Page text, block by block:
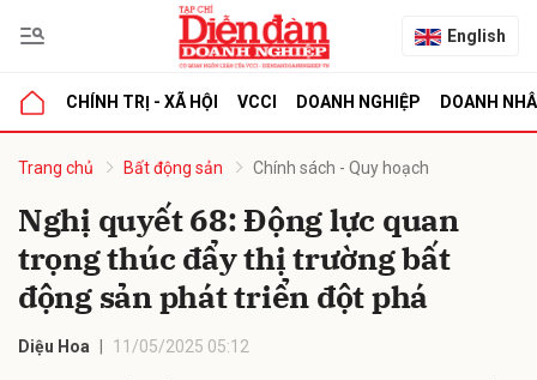
English
CHÍNH TRỊ - XÃ HỘI VCCI DOANH NGHIỆP DOANH
Trang chủ Bất động sản Chính sách - Quy hoạch
Nghị quyết 68: Động lực quan
trọng thúc đẩy thị trường bất
động sản phát triển đột phá
Diệu Hoa 11/05/2025 05:12
luận